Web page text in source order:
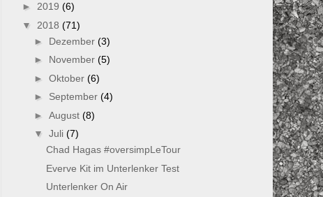
► 2019 (6)
▼ 2018 (71)
► Dezember (3)
► November (5)
► Oktober (6)
► September (4)
► August (8)
▼ Juli (7)
Chad Hagas #oversimpLeTour
Everve Kit im Unterlenker Test
Unterlenker On Air